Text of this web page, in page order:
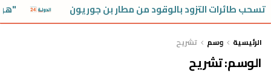
طائرات التزود بالوقود من مطار بن جوريون
الرئيسية وسم تشريح
الوسم:تشريح